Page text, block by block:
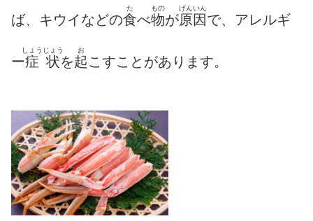
ば、キウイなどの食
た
べ物
もの
が原因
げんいん
で、アレルギ
ー症
しょう
状
じょう
を起
お
こすことがあります。